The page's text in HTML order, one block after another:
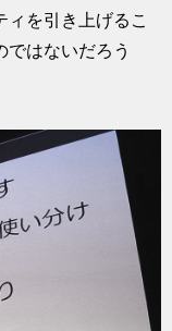
を引き上げるこ
ではないだろう